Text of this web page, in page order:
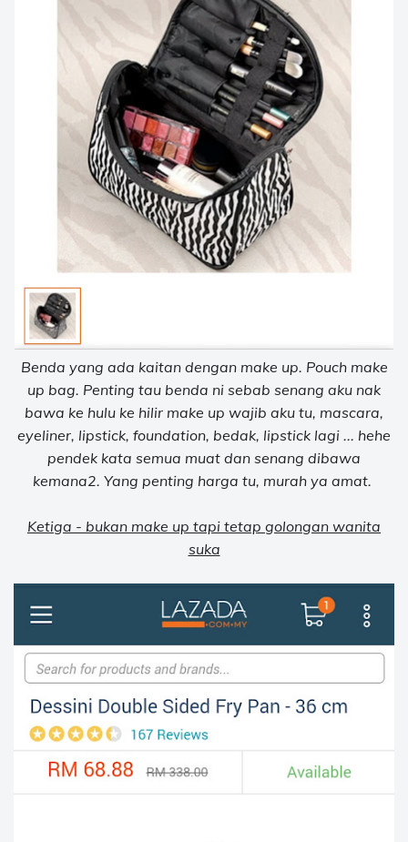
Benda yang ada kaitan dengan make up. Pouch make
up bag. Penting tau benda ni sebab senang aku nak
bawa ke hulu ke hilir make up wajib aku tu, mascara,
eyeliner, lipstick, foundation, bedak, lipstick lagi ... hehe
pendek kata semua muat dan senang dibawa
kemana2. Yang penting harga tu, murah ya amat.
Ketiga - bukan make up tapi tetap golongan wanita
suka